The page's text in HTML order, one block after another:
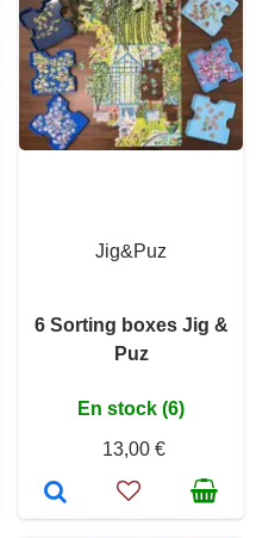
Jig&Puz
6 Sorting boxes Jig &
Puz
En stock (6)
13,00 €